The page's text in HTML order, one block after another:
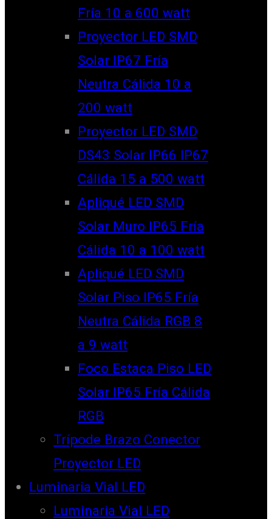
Fría 10 a 600 watt
Proyector LED SMD
Solar IP67 Fría
Neutra Cálida 10 a
200 watt
Proyector LED SMD
DS43 Solar IP66 IP67
Cálida 15 a 500 watt
Apliqué LED SMD
Solar Muro IP65 Fría
Cálida 10 a 100 watt
Apliqué LED SMD
Solar Piso IP65 Fría
Neutra Cálida RGB 8
a 9 watt
Foco Estaca Piso LED
Solar IP65 Fría Cálida
RGB
Trípode Brazo Conector
Proyector LED
Luminaria Vial LED
Luminaria Vial LED